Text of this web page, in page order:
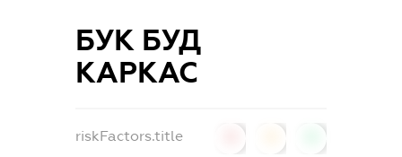
БУК БУД
КАРКАС
riskFactors.title